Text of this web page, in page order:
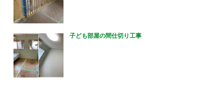
子ども部屋の間仕切り工事